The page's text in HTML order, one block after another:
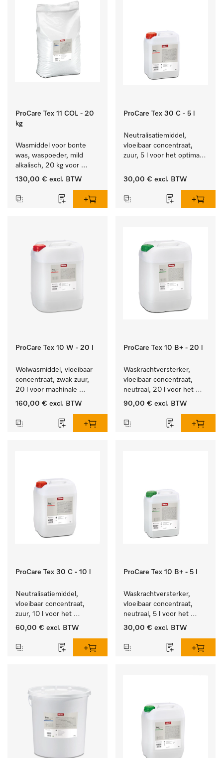
ProCare Tex 11 COL - 20
kg
Wasmiddel voor bonte
was, waspoeder, mild
alkalisch, 20 kg voor
behoud van kleur en
was.
130,00 € excl. BTW
ProCare Tex 30 C - 5 l
Neutralisatiemiddel,
vloeibaar concentraat,
zuur, 5 l voor het optimaal
textiel door betrouwbare
30,00 € excl. BTW
ProCare Tex 10 W - 20 l
Wolwasmiddel, vloeibaar
concentraat, zwak zuur,
20 l voor machinale
reiniging van wol.
160,00 € excl. BTW
ProCare Tex 10 B+ - 20 l
Waskrachtversterker,
vloeibaar concentraat,
neutraal, 20 l voor het
effectief verwijderen van
90,00 € excl. BTW
ProCare Tex 30 C - 10 l
Neutralisatiemiddel,
vloeibaar concentraat,
zuur, 10 l voor het
optimaal beschermen van
betrouwbare neutralisatie.
60,00 € excl. BTW
ProCare Tex 10 B+ - 5 l
Waskrachtversterker,
vloeibaar concentraat,
neutraal, 5 l voor het
effectief verwijderen van
30,00 € excl. BTW